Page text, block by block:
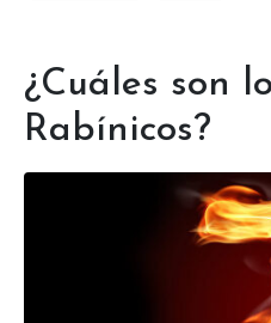
¿Cuáles son
Rabínicos?